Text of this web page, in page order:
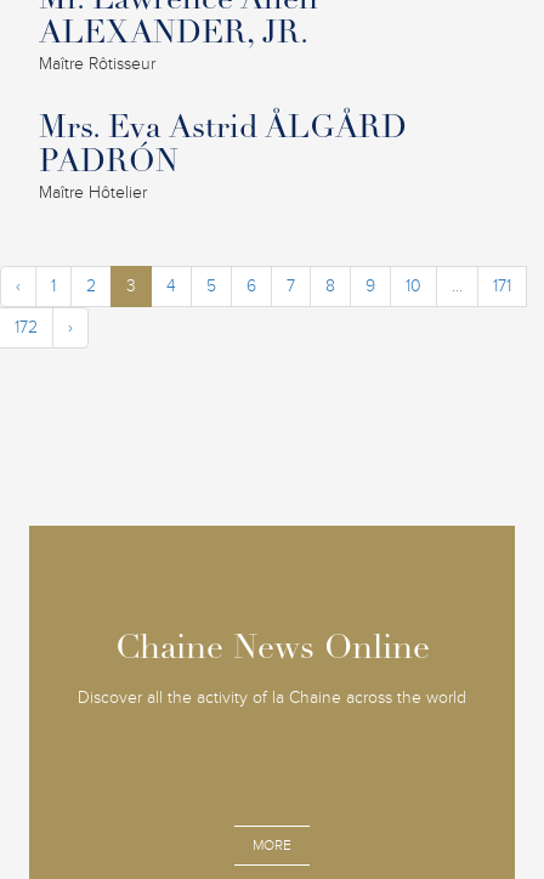
ALEXANDER, JR.
Maître Rôtisseur
Mrs. Eva Astrid ÅLGÅRD
PADRÓN
Maître Hôtelier
‹ 1 2 3 4 5 6 7 8 9 10 ...
171
172
›
Chaine News Online
Discover all the activity of la Chaine across the world
MORE
Chaine News Online